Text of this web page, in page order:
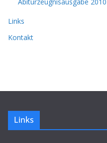
Links
Kontakt
Links